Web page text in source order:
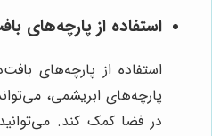
استفاده از پارچه‌های
استفاده از پارچه‌های
پارچه‌های ابریشمی،
در فضا کمک کند.